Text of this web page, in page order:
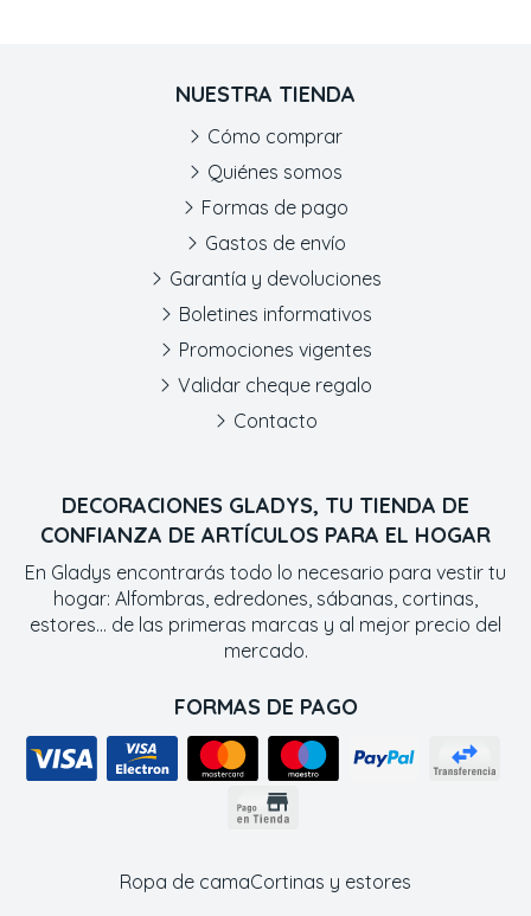
DECORACIONES GLADYS, TU TIENDA DE
CONFIANZA DE ARTÍCULOS PARA EL HOGAR
En Gladys encontrarás todo lo necesario para vestir tu
hogar: Alfombras, edredones, sábanas, cortinas,
estores... de las primeras marcas y al mejor precio del
mercado.
FORMAS DE PAGO
NUESTRA TIENDA
Cómo comprar
Quiénes somos
Formas de pago
Gastos de envío
Garantía y devoluciones
Boletines informativos
Promociones vigentes
Validar cheque regalo
Contacto
Ropa de camaCortinas y estores